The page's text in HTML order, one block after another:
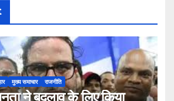
मुख्य समाचार राजनीति
ने बदलाव के लिए किया